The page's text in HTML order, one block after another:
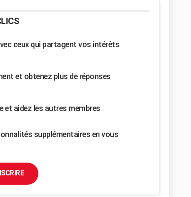
ceux qui partagent vos intérêts
et obtenez plus de réponses
et aidez les autres membres
supplémentaires en vous